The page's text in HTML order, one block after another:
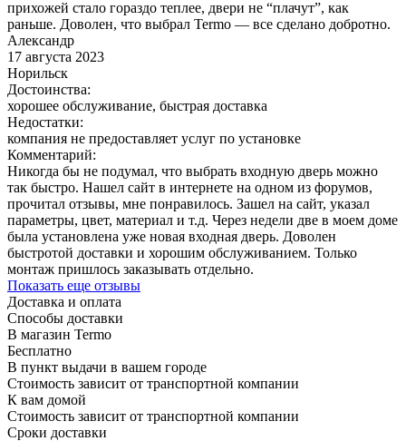
прихожей стало гораздо теплее, двери не “плачут”, как
раньше. Доволен, что выбрал Termo — все сделано добротно.
Александр
17 августа 2023
Норильск
Достоинства:
хорошее обслуживание, быстрая доставка
Недостатки:
компания не предоставляет услуг по установке
Комментарий:
Никогда бы не подумал, что выбрать входную дверь можно
так быстро. Нашел сайт в интернете на одном из форумов,
прочитал отзывы, мне понравилось. Зашел на сайт, указал
параметры, цвет, материал и т.д. Через недели две в моем доме
была установлена уже новая входная дверь. Доволен
быстротой доставки и хорошим обслуживанием. Только
монтаж пришлось заказывать отдельно.
Показать еще отзывы
Доставка и оплата
Способы доставки
В магазин Termo
Бесплатно
В пункт выдачи в вашем городе
Стоимость зависит от транспортной компании
К вам домой
Стоимость зависит от транспортной компании
Сроки доставки